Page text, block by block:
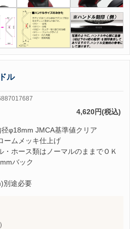
ル
4,620円(税込)
φ18mm JMCA基準値クリア
ームメッキ仕上げ
・ホース類はノーマルのままでＯＫ
バック
別途必要